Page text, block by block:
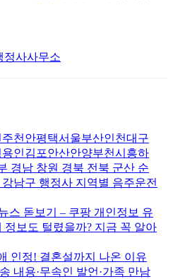
천안평택서울부산인천대구
인김포안산안양부천시흥하
경남 창원 경북 전북 군산 순
남구 행정사 지역별 음주운전
스 돋보기 – 쿠팡 개인정보 유
보도 털렸을까? 지금 꼭 알아
인정! 결혼설까지 나온 이유
내용·무속인 발언·가족 만남